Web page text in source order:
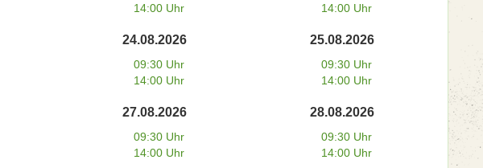
14:00 Uhr
14:00 Uhr
24.08.2026
09:30 Uhr
14:00 Uhr
25.08.2026
09:30 Uhr
14:00 Uhr
27.08.2026
09:30 Uhr
14:00 Uhr
28.08.2026
09:30 Uhr
14:00 Uhr